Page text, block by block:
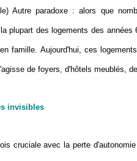
Autre paradoxe : alors que
plupart des logements des
famille. Aujourd'hui, ces
de foyers, d'hôtels meublés,
invisibles
cruciale avec la perte